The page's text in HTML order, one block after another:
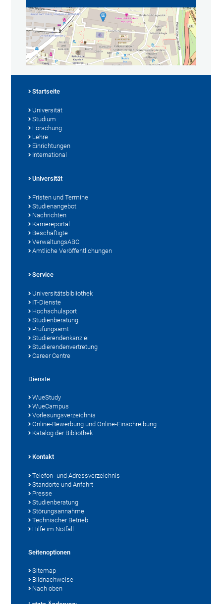
Startseite
Universität
Studium
Forschung
Lehre
Einrichtungen
International
Universität
Fristen und Termine
Studienangebot
Nachrichten
Karriereportal
Beschäftigte
VerwaltungsABC
Amtliche Veröffentlichungen
Service
Universitätsbibliothek
IT-Dienste
Hochschulsport
Studienberatung
Prüfungsamt
Studierendenkanzlei
Studierendenvertretung
Career Centre
Dienste
WueStudy
WueCampus
Vorlesungsverzeichnis
Online-Bewerbung und Online-Einschreibung
Katalog der Bibliothek
Kontakt
Telefon- und Adressverzeichnis
Standorte und Anfahrt
Presse
Studienberatung
Störungsannahme
Technischer Betrieb
Hilfe im Notfall
Seitenoptionen
Sitemap
Bildnachweise
Nach oben